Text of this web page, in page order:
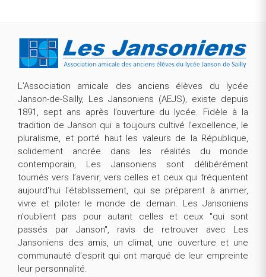
L’Association amicale des anciens élèves du lycée
Janson-de-Sailly, Les Jansoniens (AEJS), existe depuis
1891, sept ans après l’ouverture du lycée. Fidèle à la
tradition de Janson qui a toujours cultivé l’excellence, le
pluralisme, et porté haut les valeurs de la République,
solidement ancrée dans les réalités du monde
contemporain, Les Jansoniens sont délibérément
tournés vers l’avenir, vers celles et ceux qui fréquentent
aujourd'hui l'établissement, qui se préparent à animer,
vivre et piloter le monde de demain. Les Jansoniens
n'oublient pas pour autant celles et ceux "qui sont
passés par Janson", ravis de retrouver avec Les
Jansoniens des amis, un climat, une ouverture et une
communauté d'esprit qui ont marqué de leur empreinte
leur personnalité.